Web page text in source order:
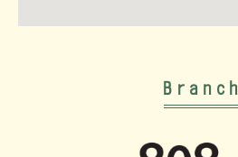
Branch